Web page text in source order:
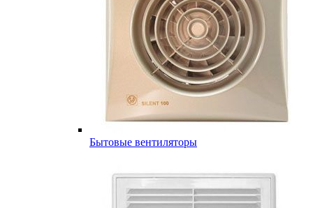
Бытовые вентиляторы